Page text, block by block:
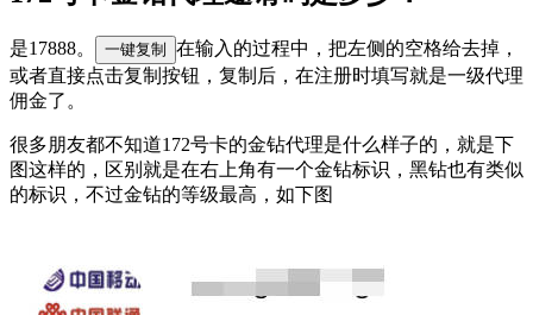
是17888。 一键复制 在输入的过程中，把左侧的空格给去掉，
或者直接点击复制按钮，复制后，在注册时填写就是一级代理
佣金了。
很多朋友都不知道172号卡的金钻代理是什么样子的，就是下
图这样的，区别就是在右上角有一个金钻标识，黑钻也有类似
的标识，不过金钻的等级最高，如下图